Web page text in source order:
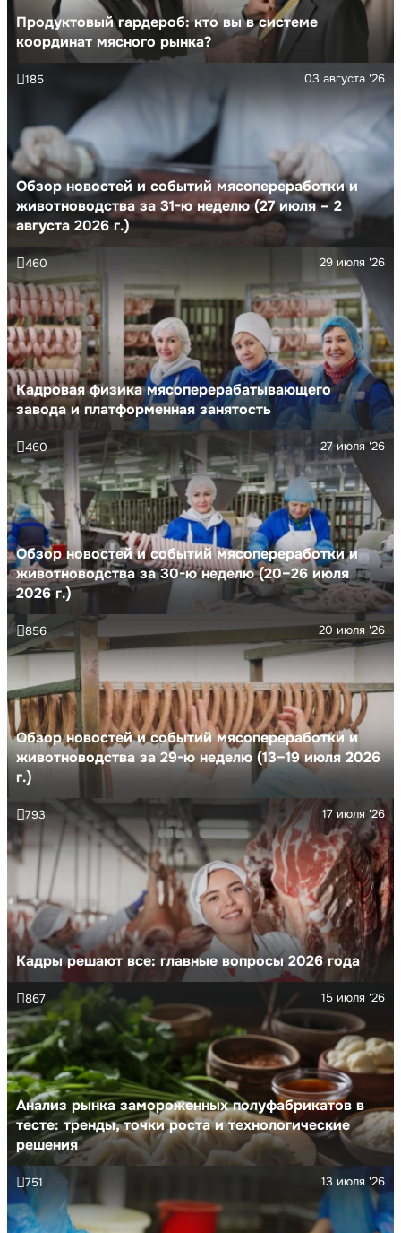
Продуктовый гардероб: кто вы в системе
координат мясного рынка?
Обзор новостей и событий мясопереработки и
животноводства за 31-ю неделю (27 июля – 2
августа 2026 г.)
03 августа '26
185
Кадровая физика мясоперерабатывающего
завода и платформенная занятость
29 июля '26
460
Обзор новостей и событий мясопереработки и
животноводства за 30-ю неделю (20–26 июля
2026 г.)
27 июля '26
460
Обзор новостей и событий мясопереработки и
животноводства за 29-ю неделю (13–19 июля 2026
г.)
20 июля '26
856
Кадры решают все: главные вопросы 2026 года
17 июля '26
793
Анализ рынка замороженных полуфабрикатов в
тесте: тренды, точки роста и технологические
решения
15 июля '26
867
13 июля '26
751